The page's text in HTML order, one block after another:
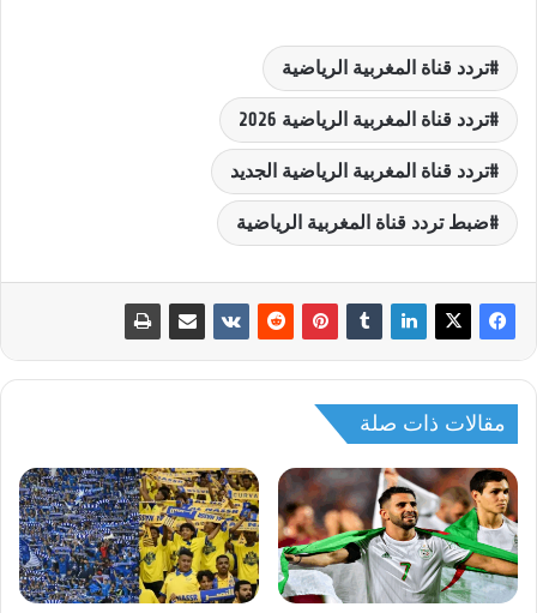
تردد قناة المغربية الرياضية
تردد قناة المغربية الرياضية 2026
تردد قناة المغربية الرياضية الجديد
ضبط تردد قناة المغربية الرياضية
مقالات ذات صلة